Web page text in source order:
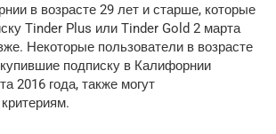
в возрасте 29 лет и старше, которые
Tinder Plus или Tinder Gold 2 марта
Некоторые пользователи в возрасте
подписку в Калифорнии
2016 года, также могут